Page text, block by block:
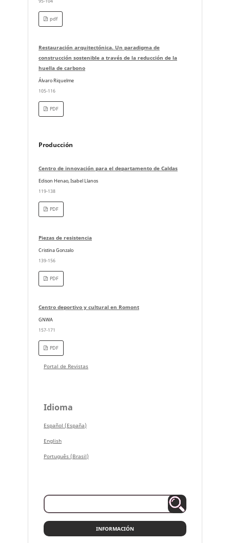
pdf
Restauración arquitectónica. Un paradigma de
construcción sostenible a través de la reducción de la
huella de carbono
Álvaro Riquelme
105-116
PDF
Producción
Centro de innovación para el departamento de Caldas
Edison Henao, Isabel Llanos
119-138
PDF
Piezas de resistencia
Cristina Gonzalo
139-156
PDF
Centro deportivo y cultural en Romont
GNWA
157-171
PDF
Portal de Revistas
Idioma
Español (España)
English
Português (Brasil)
INFORMACIÓN